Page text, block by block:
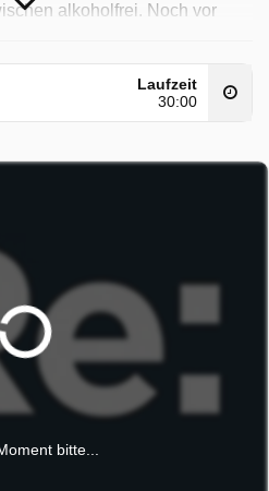
alkoholfrei. Noch vor
selbstverständlich dazu.
wacher, klarer und mehr
Das Nachtleben in den Pariser
Tropfen Alkohol gibt.
Jahren hierher und haben
gegen ihre Alkoholsucht.
getrunken und will heute
zeigen, wie erfüllt und
sein kann – und wie viel Spaß
auf einem alkoholfreien
erzählt die
Laufzeit
30:00
bitte...